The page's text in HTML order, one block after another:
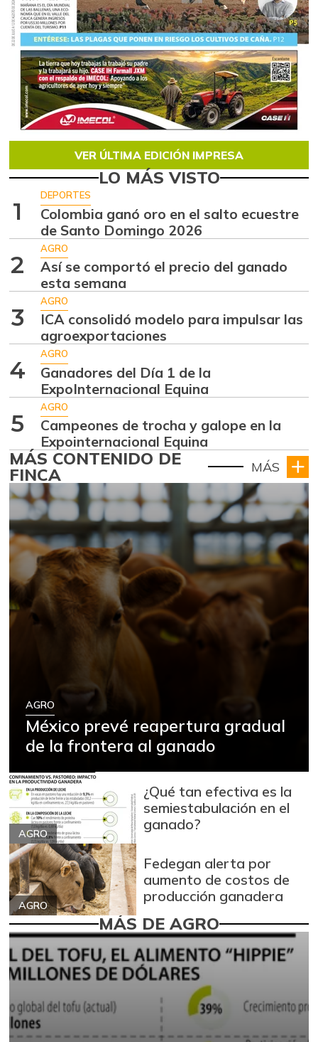
VER ÚLTIMA EDICIÓN IMPRESA
LO MÁS VISTO
1
DEPORTES
Colombia ganó oro en el salto ecuestre
de Santo Domingo 2026
2
AGRO
Así se comportó el precio del ganado
esta semana
3
AGRO
ICA consolidó modelo para impulsar las
agroexportaciones
4
AGRO
Ganadores del Día 1 de la
ExpoInternacional Equina
5
AGRO
Campeones de trocha y galope en la
Expointernacional Equina
MÁS CONTENIDO DE
FINCA MÁS
AGRO
México prevé reapertura gradual
de la frontera al ganado
AGRO
¿Qué tan efectiva es la
semiestabulación en el
ganado?
AGRO
Fedegan alerta por
aumento de costos de
producción ganadera
MÁS DE AGRO